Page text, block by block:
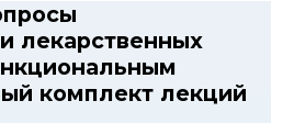
лекарственных
комплект лекций